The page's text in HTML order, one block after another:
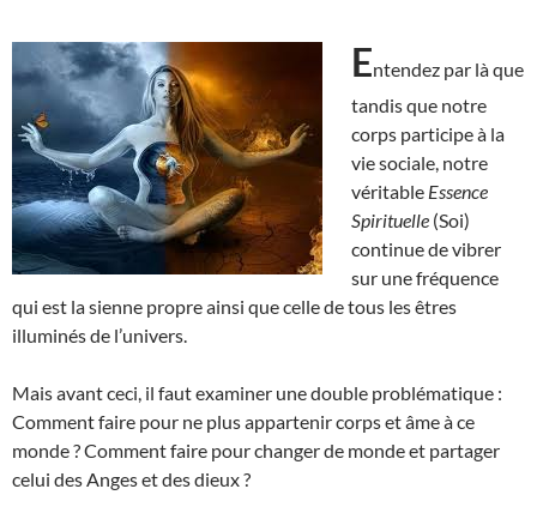
Entendez par là que
tandis que notre
corps participe à la
vie sociale, notre
véritable Essence
Spirituelle (Soi)
continue de vibrer
sur une fréquence
qui est la sienne propre ainsi que celle de tous les êtres
illuminés de l’univers.
Mais avant ceci, il faut examiner une double problématique :
Comment faire pour ne plus appartenir corps et âme à ce
monde ? Comment faire pour changer de monde et partager
celui des Anges et des dieux ?